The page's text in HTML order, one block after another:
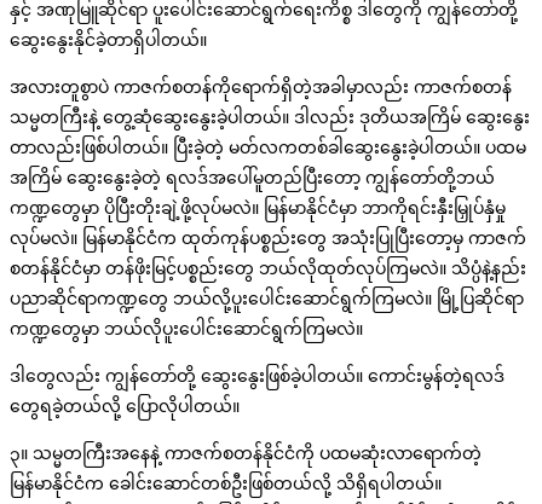
နှင့် အဏုမြူဆိုင်ရာ ပူးပေါင်းဆောင်ရွက်ရေးကိစ္စ ဒါတွေကို ကျွန်တော်တို့
ဆွေးနွေးနိုင်ခဲ့တာရှိပါတယ်။
အလားတူစွာပဲ ကာဇက်စတန်ကိုရောက်ရှိတဲ့အခါမှာလည်း ကာဇက်စတန်
သမ္မတကြီးနဲ့ တွေ့ဆုံဆွေးနွေးခဲ့ပါတယ်။ ဒါလည်း ဒုတိယအကြိမ် ဆွေးနွေး
တာလည်းဖြစ်ပါတယ်။ ပြီးခဲ့တဲ့ မတ်လကတစ်ခါဆွေးနွေးခဲ့ပါတယ်။ ပထမ
အကြိမ် ဆွေးနွေးခဲ့တဲ့ ရလဒ်အပေါ်မူတည်ပြီးတော့ ကျွန်တော်တို့ဘယ်
ကဏ္ဍတွေမှာ ပိုပြီးတိုးချဲ့ဖို့လုပ်မလဲ။ မြန်မာနိုင်ငံမှာ ဘာကိုရင်းနှီးမြှုပ်နှံမှု
လုပ်မလဲ။ မြန်မာနိုင်ငံက ထုတ်ကုန်ပစ္စည်းတွေ အသုံးပြုပြီးတော့မှ ကာဇက်
စတန်နိုင်ငံမှာ တန်ဖိုးမြင့်ပစ္စည်းတွေ ဘယ်လိုထုတ်လုပ်ကြမလဲ။ သိပ္ပံနဲ့နည်း
ပညာဆိုင်ရာကဏ္ဍတွေ ဘယ်လို့ပူးပေါင်းဆောင်ရွက်ကြမလဲ။ မြို့ပြဆိုင်ရာ
ကဏ္ဍတွေမှာ ဘယ်လိုပူးပေါင်းဆောင်ရွက်ကြမလဲ။
ဒါတွေလည်း ကျွန်တော်တို့ ဆွေးနွေးဖြစ်ခဲ့ပါတယ်။ ကောင်းမွန်တဲ့ရလဒ်
တွေရခဲ့တယ်လို့ ပြောလိုပါတယ်။
၃။ သမ္မတကြီးအနေနဲ့ ကာဇက်စတန်နိုင်ငံကို ပထမဆုံးလာရောက်တဲ့
မြန်မာနိုင်ငံက ခေါင်းဆောင်တစ်ဦးဖြစ်တယ်လို့ သိရှိရပါတယ်။